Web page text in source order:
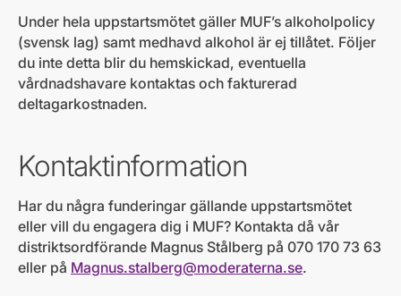
Under hela uppstartsmötet gäller MUF’s alkoholpolicy
(svensk lag) samt medhavd alkohol är ej tillåtet. Följer
du inte detta blir du hemskickad, eventuella
vårdnadshavare kontaktas och fakturerad
deltagarkostnaden.
Kontaktinformation
Har du några funderingar gällande uppstartsmötet
eller vill du engagera dig i MUF? Kontakta då vår
distriktsordförande Magnus Stålberg på 070 170 73 63
eller på Magnus.stalberg@moderaterna.se.